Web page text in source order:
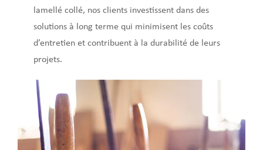
lamellé collé, nos clients investissent dans des
solutions à long terme qui minimisent les coûts
d’entretien et contribuent à la durabilité de leurs
projets.